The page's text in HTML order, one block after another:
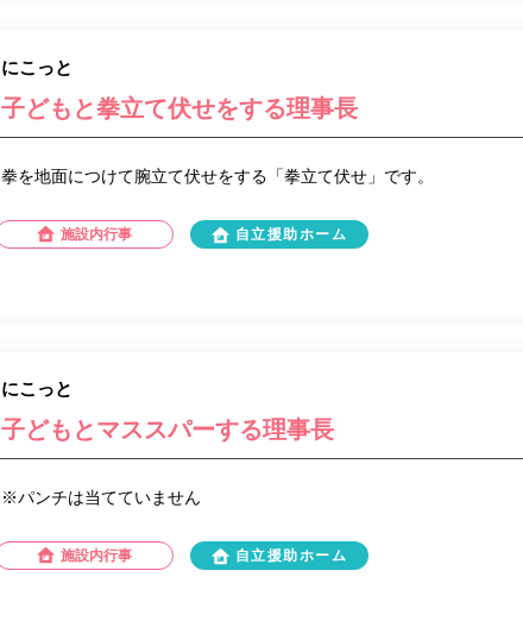
にこっと
子どもと拳立て伏せをする理事長
拳を地面につけて腕立て伏せをする「拳立て伏せ」です。
施設内行事 自立援助ホーム
にこっと
子どもとマススパーする理事長
※パンチは当てていません
施設内行事 自立援助ホーム